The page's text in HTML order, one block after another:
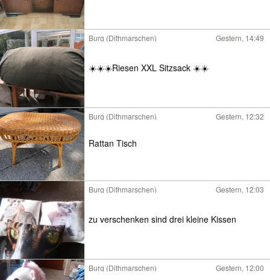
Burg (Dithmarschen) Gestern, 14:49
☀️☀️☀️Riesen XXL Sitzsack ☀️☀️
Burg (Dithmarschen) Gestern, 12:32
Rattan Tisch
Burg (Dithmarschen) Gestern, 12:03
zu verschenken sind drei kleine Kissen
Burg (Dithmarschen) Gestern, 12:00